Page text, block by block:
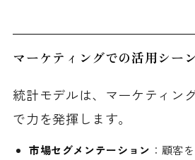
マーケティングでの活用シーン
統計モデルは、マーケティン
で力を発揮します。
市場セグメンテーション ：顧客